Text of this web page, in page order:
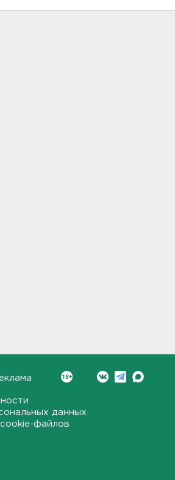
данных
cookie-файлов